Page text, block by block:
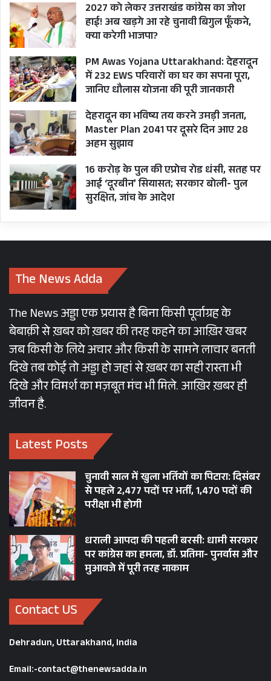
2027 को लेकर उत्तराखंड कांग्रेस का जोश
हाई! अब खड़गे आ रहे चुनावी बिगुल फूँकने,
क्या करेगी भाजपा?
PM Awas Yojana Uttarakhand: देहरादून
में 232 EWS परिवारों का घर का सपना पूरा,
जानिए धौलास योजना की पूरी जानकारी
देहरादून का भविष्य तय करने उमड़ी जनता,
Master Plan 2041 पर दूसरे दिन आए 28
अहम सुझाव
16 करोड़ के पुल की एप्रोच रोड धंसी, सतह पर
आई ‘दूरबीन’ सियासत; सरकार बोली- पुल
सुरक्षित, जांच के आदेश
The News Adda
The News अड्डा एक प्रयास है बिना किसी पूर्वाग्रह के
बेबाक़ी से ख़बर को ख़बर की तरह कहने का आख़िर खबर
जब किसी के लिये अचार और किसी के सामने लाचार बनती
दिखे तब कोई तो अड्डा हो जहां से ख़बर का सही रास्ता भी
दिखे और विमर्श का मज़बूत मंच भी मिले. आख़िर ख़बर ही
जीवन है.
Latest Posts
चुनावी साल में खुला भर्तियों का पिटारा: दिसंबर
से पहले 2,477 पदों पर भर्ती, 1,470 पदों की
परीक्षा भी होगी
धराली आपदा की पहली बरसी: धामी सरकार
पर कांग्रेस का हमला, डॉ. प्रतिमा- पुनर्वास और
मुआवजे में पूरी तरह नाकाम
Contact US
Dehradun, Uttarakhand, India
Email:-contact@thenewsadda.in